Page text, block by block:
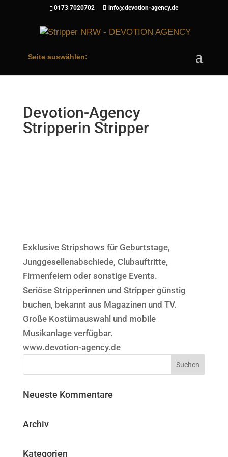
0173 7020702 info@devotion-agency.de
Seite auswählen:
Devotion-Agency
Stripperin Stripper
Exklusive Stripshows für Geburtstage,
Junggesellenabschiede, Clubauftritte,
Firmenfeiern oder sonstige Events.
Seriöse Stripperinnen und Stripper günstig
buchen, bekannt aus Magazinen und TV.
Große Kostümauswahl und mobile
Musikanlage verfügbar.
www.devotion-agency.de
Neueste Kommentare
Archiv
Kategorien